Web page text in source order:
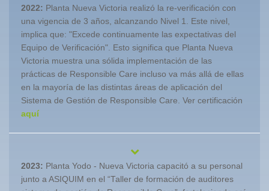
2022: Planta Nueva Victoria realizó la re-verificación con
una vigencia de 3 años, alcanzando Nivel 1. Este nivel,
implica que: "Excede continuamente las expectativas del
Equipo de Verificación". Esto significa que Planta Nueva
Victoria muestra una sólida implementación de las
prácticas de Responsible Care incluso va más allá de ellas
en la mayoría de las distintas áreas de aplicación del
Sistema de Gestión de Responsible Care. Ver certificación
aquí
2023: Planta Yodo - Nueva Victoria capacitó a su personal
junto a ASIQUIM en el “Taller de formación de auditores